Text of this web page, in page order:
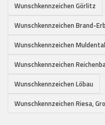
Wunschkennzeichen Görlitz
Wunschkennzeichen Brand-
Wunschkennzeichen Muldental
Wunschkennzeichen
Wunschkennzeichen Löbau
Wunschkennzeichen Riesa,